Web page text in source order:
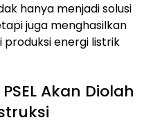
hanya menjadi solusi
juga menghasilkan
energi listrik
Akan Diolah